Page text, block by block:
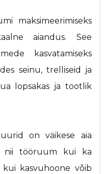
maksimeerimiseks
aiandus. See
kasvatamiseks
seinu, trelliseid ja
lopsakas ja tootlik
on väikese aia
nii tööruum kui ka
kui kasvuhoone võib